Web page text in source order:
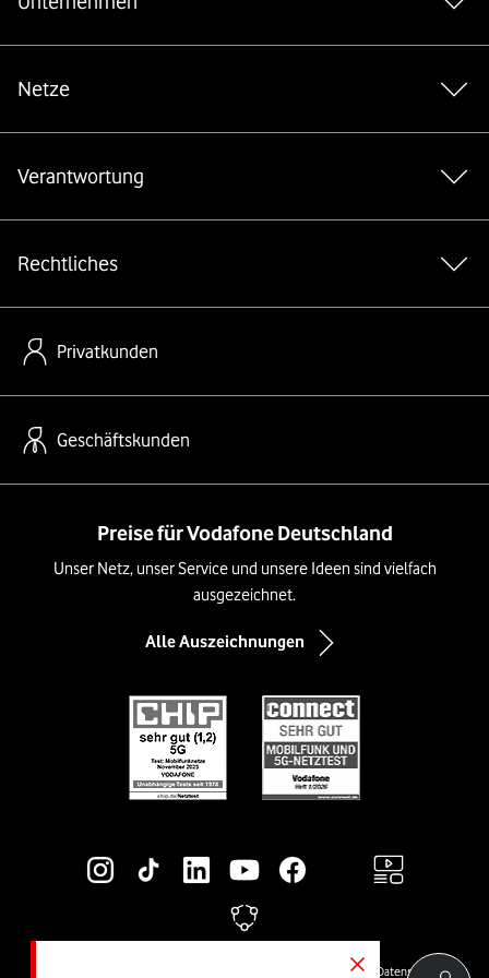
Netze
Verantwortung
Rechtliches
Privatkunden
Geschäftskunden
Preise für Vodafone Deutschland
Unser Netz, unser Service und unsere Ideen sind vielfach
ausgezeichnet.
Alle Auszeichnungen
Social-Media-Links
Cookies Datenschutz